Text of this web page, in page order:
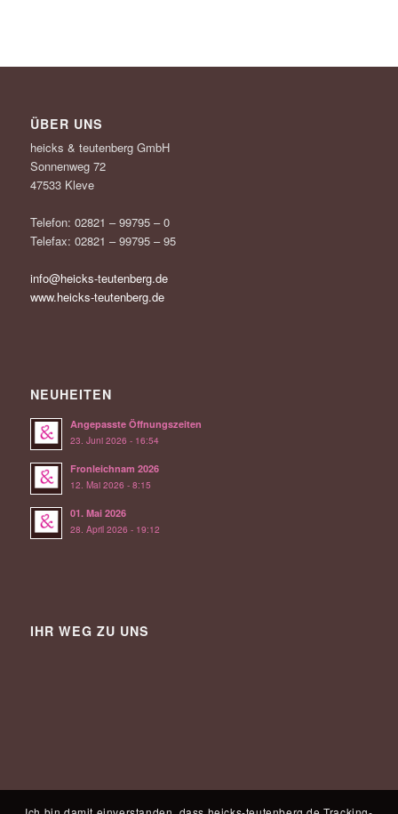
ÜBER UNS
heicks & teutenberg GmbH
Sonnenweg 72
47533 Kleve
Telefon: 02821 – 99795 – 0
Telefax: 02821 – 99795 – 95
info@heicks-teutenberg.de
www.heicks-teutenberg.de
NEUHEITEN
Angepasste Öffnungszeiten
23. Juni 2026 - 16:54
Fronleichnam 2026
12. Mai 2026 - 8:15
01. Mai 2026
28. April 2026 - 19:12
IHR WEG ZU UNS